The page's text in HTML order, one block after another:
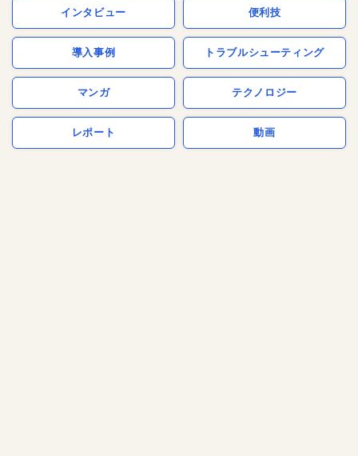
インタビュー 便利技
導入事例 トラブルシューティング
マンガ テクノロジー
レポート 動画